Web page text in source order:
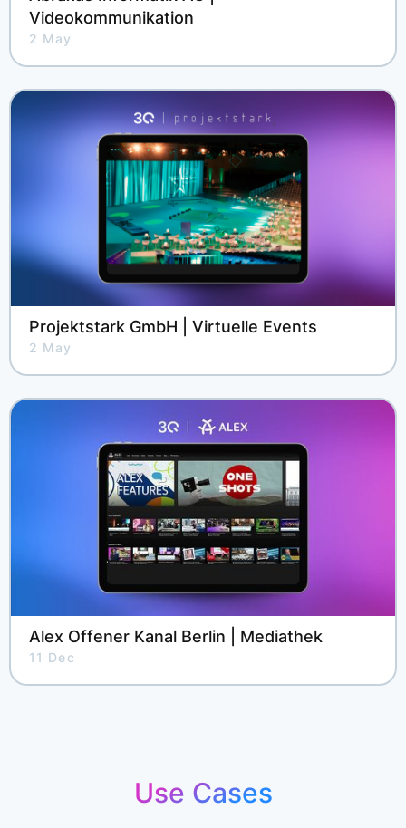
Videokommunikation
2 May
Projektstark GmbH | Virtuelle Events
2 May
Alex Offener Kanal Berlin | Mediathek
11 Dec
Use Cases